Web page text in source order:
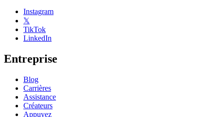
Instagram
𝕏
TikTok
LinkedIn
Entreprise
Blog
Carrières
Assistance
Créateurs
Appuyez